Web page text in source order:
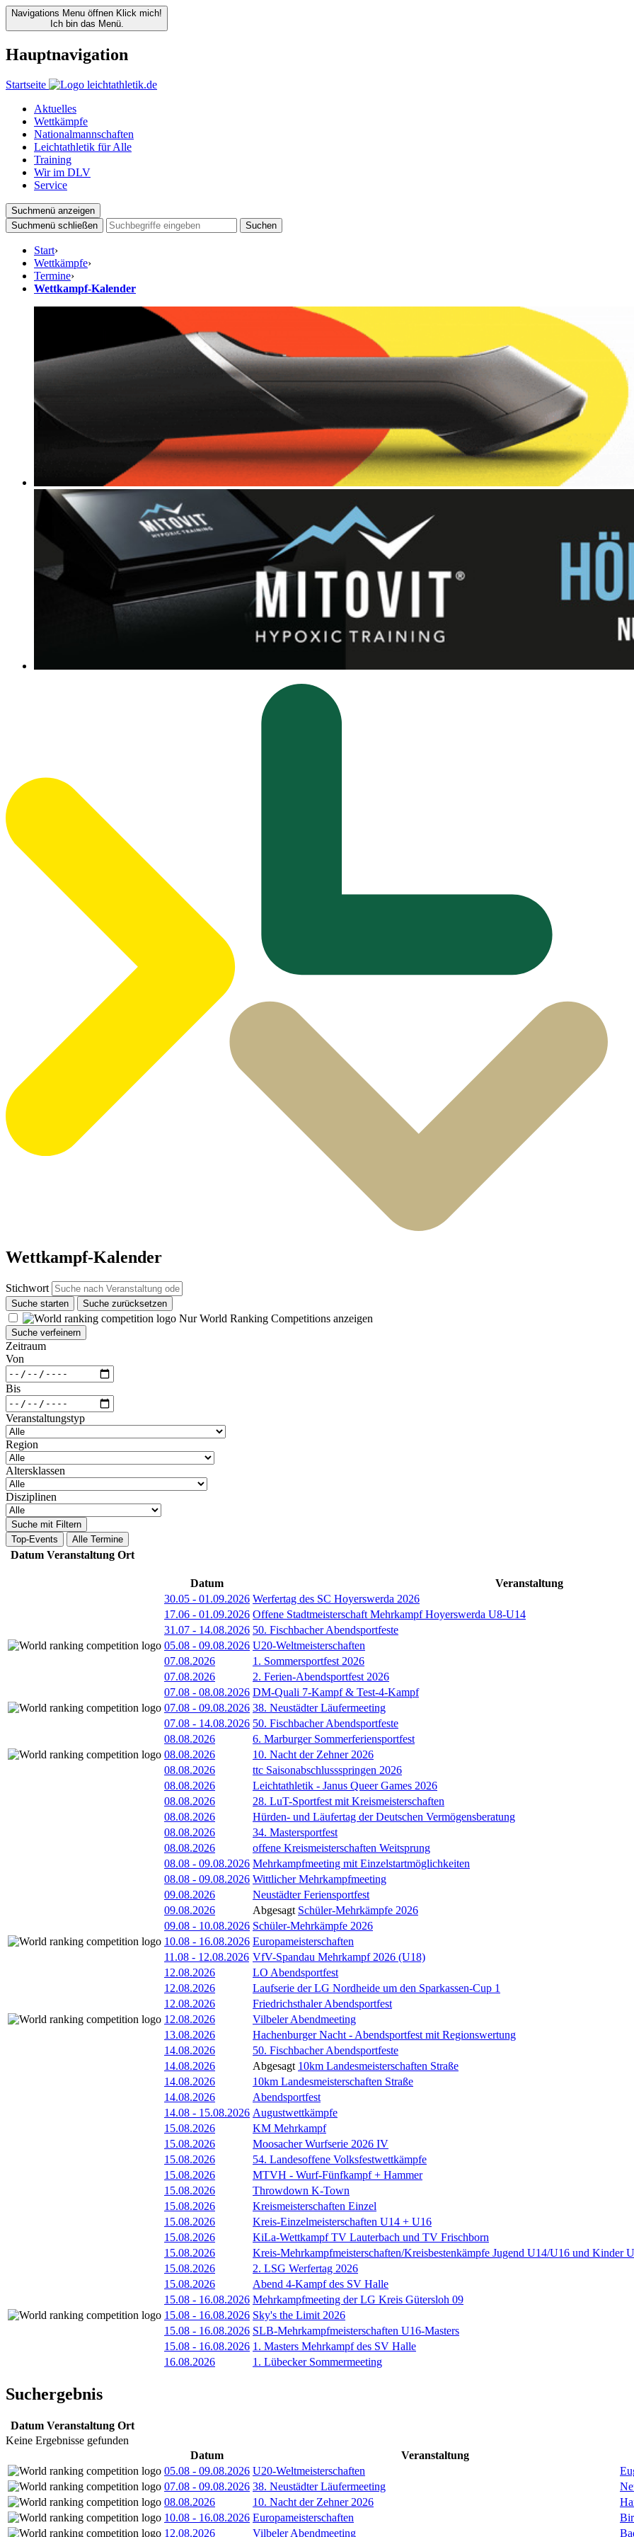
Navigations Menu öffnen Klick mich!
Ich bin das Menü.
Hauptnavigation
Startseite
Aktuelles
Wettkämpfe
Nationalmannschaften
Leichtathletik für Alle
Training
Wir im DLV
Service
Suchmenü anzeigen
Suchmenü schließen
Suchen
Start›
Wettkämpfe›
Termine›
Wettkampf-Kalender
Wettkampf-Kalender
Stichwort
Suche starten Suche zurücksetzen
Nur World Ranking Competitions anzeigen
Suche verfeinern
Zeitraum
Von
Bis
Veranstaltungstyp
Region
Altersklassen
Disziplinen
Suche mit Filtern
Top-Events
Alle Termine
Datum Veranstaltung Ort
Datum
Veranstaltung
30.05 - 01.09.2026 Werfertag des SC Hoyerswerda 2026
17.06 - 01.09.2026 Offene Stadtmeisterschaft Mehrkampf Hoyerswerda U8-U14
31.07 - 14.08.2026 50. Fischbacher Abendsportfeste
05.08 - 09.08.2026 U20-Weltmeisterschaften
07.08.2026
1. Sommersportfest 2026
07.08.2026
2. Ferien-Abendsportfest 2026
07.08 - 08.08.2026 DM-Quali 7-Kampf & Test-4-Kampf
07.08 - 09.08.2026 38. Neustädter Läufermeeting
07.08 - 14.08.2026 50. Fischbacher Abendsportfeste
08.08.2026
6. Marburger Sommerferiensportfest
08.08.2026
10. Nacht der Zehner 2026
08.08.2026
ttc Saisonabschlussspringen 2026
08.08.2026
Leichtathletik - Janus Queer Games 2026
08.08.2026
28. LuT-Sportfest mit Kreismeisterschaften
08.08.2026
Hürden- und Läufertag der Deutschen Vermögensberatung
08.08.2026
34. Mastersportfest
08.08.2026
offene Kreismeisterschaften Weitsprung
08.08 - 09.08.2026 Mehrkampfmeeting mit Einzelstartmöglichkeiten
08.08 - 09.08.2026 Wittlicher Mehrkampfmeeting
09.08.2026
Neustädter Feriensportfest
09.08.2026
Abgesagt Schüler-Mehrkämpfe 2026
09.08 - 10.08.2026 Schüler-Mehrkämpfe 2026
10.08 - 16.08.2026 Europameisterschaften
11.08 - 12.08.2026 VfV-Spandau Mehrkampf 2026 (U18)
12.08.2026
LO Abendsportfest
12.08.2026
Laufserie der LG Nordheide um den Sparkassen-Cup 1
12.08.2026
Friedrichsthaler Abendsportfest
12.08.2026
Vilbeler Abendmeeting
13.08.2026
Hachenburger Nacht - Abendsportfest mit Regionswertung
14.08.2026
50. Fischbacher Abendsportfeste
14.08.2026
Abgesagt 10km Landesmeisterschaften Straße
14.08.2026
10km Landesmeisterschaften Straße
14.08.2026
Abendsportfest
14.08 - 15.08.2026 Augustwettkämpfe
15.08.2026
KM Mehrkampf
15.08.2026
Moosacher Wurfserie 2026 IV
15.08.2026
54. Landesoffene Volksfestwettkämpfe
15.08.2026
MTVH - Wurf-Fünfkampf + Hammer
15.08.2026
Throwdown K-Town
15.08.2026
Kreismeisterschaften Einzel
15.08.2026
Kreis-Einzelmeisterschaften U14 + U16
15.08.2026
KiLa-Wettkampf TV Lauterbach und TV Frischborn
15.08.2026
Kreis-Mehrkampfmeisterschaften/Kreisbestenkämpfe Jugend U14/U16 und Kinder
15.08.2026
2. LSG Werfertag 2026
15.08.2026
Abend 4-Kampf des SV Halle
15.08 - 16.08.2026 Mehrkampfmeeting der LG Kreis Gütersloh 09
15.08 - 16.08.2026 Sky's the Limit 2026
15.08 - 16.08.2026 SLB-Mehrkampfmeisterschaften U16-Masters
15.08 - 16.08.2026 1. Masters Mehrkampf des SV Halle
16.08.2026
1. Lübecker Sommermeeting
Suchergebnis
Datum Veranstaltung Ort
Keine Ergebnisse gefunden
Datum
Veranstaltung
05.08 - 09.08.2026 U20-Weltmeisterschaften
07.08 - 09.08.2026 38. Neustädter Läufermeeting
08.08.2026
10. Nacht der Zehner 2026
10.08 - 16.08.2026 Europameisterschaften
12.08.2026
Vilbeler Abendmeeting